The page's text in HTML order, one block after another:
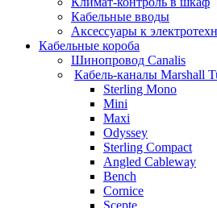
Кабельные вводы
Аксессуары к
Кабельные короба
Шинопровод Canalis
Кабель-каналы Marshall
Sterling Mono
Mini
Maxi
Odyssey
Sterling Compact
Angled Cableway
Bench
Cornice
Scepte